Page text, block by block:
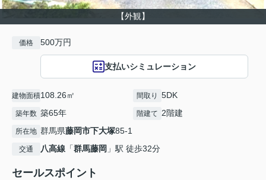
【外観】
価格 500万円
支払いシミュレーション
建物面積108.26㎡ 間取り 5DK
築年数 築65年 階建て 2階建
所在地 群馬県藤岡市下大塚85-1
交通 八高線 「群馬藤岡 」駅 徒歩32分
セールスポイント